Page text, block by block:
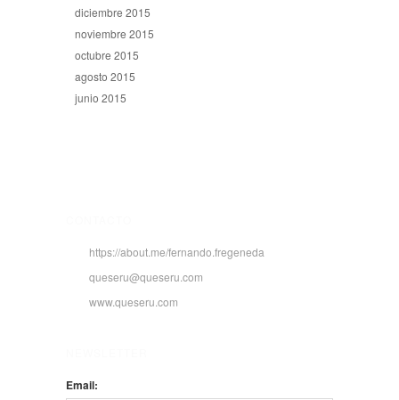
diciembre 2015
noviembre 2015
octubre 2015
agosto 2015
junio 2015
https://about.me/fernando.fregeneda
queseru@queseru.com
www.queseru.com
Email: